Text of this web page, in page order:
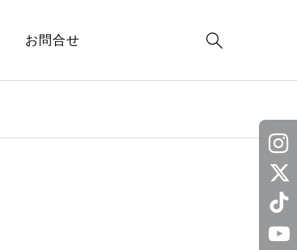
お問合せ 